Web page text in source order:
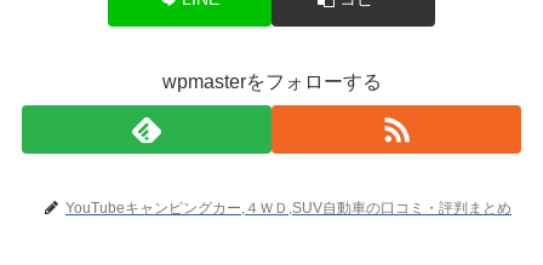
wpmasterをフォローする
YouTubeキャンピングカー,４ＷＤ,SUV自動車の口コミ・評判まとめ